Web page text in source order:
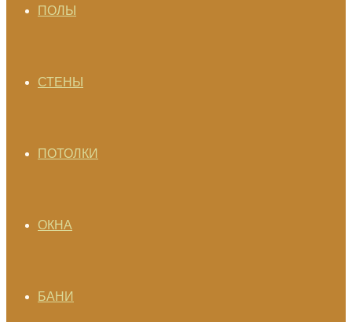
ПОЛЫ
СТЕНЫ
ПОТОЛКИ
ОКНА
БАНИ